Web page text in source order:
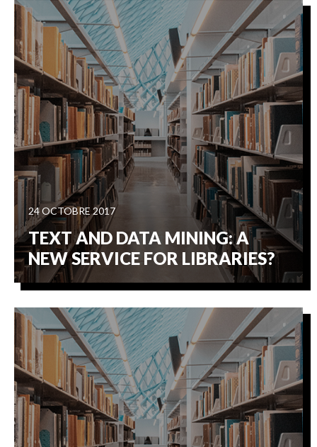
24 OCTOBRE 2017
TEXT AND DATA MINING: A
NEW SERVICE FOR LIBRARIES?